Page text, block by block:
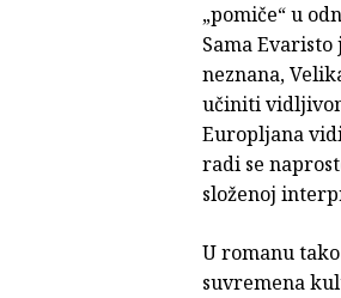
„pomiče“ u
Sama
neznana,
učiniti
Europljana
radi se
složenoj
U romanu
suvremena